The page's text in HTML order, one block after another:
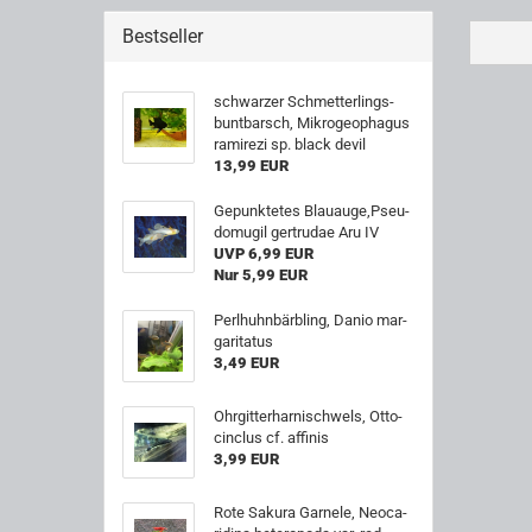
Bestseller
schwar­zer Schmet­ter­lings­
bunt­barsch, Mi­kro­geo­pha­gus
ra­mi­re­zi sp. black devil
13,99 EUR
Ge­punk­te­tes Blau­au­ge,Pseu­
do­mu­gil ger­tru­dae Aru IV
UVP 6,99 EUR
Nur 5,99 EUR
Perl­huhn­bärbling, Danio mar­
ga­ri­ta­tus
3,49 EUR
Ohr­git­ter­har­ni­schwels, Ot­to­
cin­clus cf. af­fi­nis
3,99 EUR
Rote Sa­ku­ra Gar­ne­le, Neo­ca­